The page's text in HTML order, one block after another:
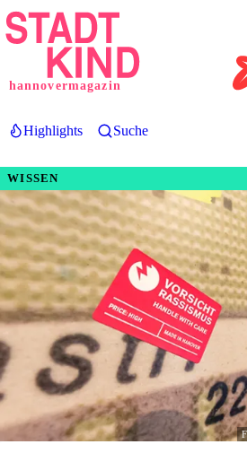
Direkt
zum
hannovermagazin
Highlights Suche
WISSEN